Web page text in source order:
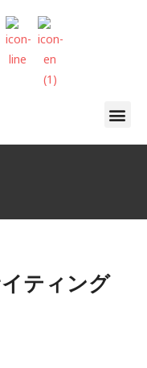
ティング